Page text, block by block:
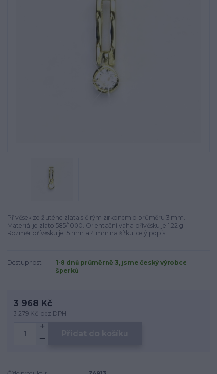
Přívěsek ze žlutého zlata s čirým zirkonem o průměru 3 mm..
Materiál je zlato 585/1000. Orientační váha přívěsku je 1,22 g.
Rozměr přívěsku je 15 mm a 4 mm na šířku. celý popis
Dostupnost
1-8 dnů průměrně 3, jsme český výrobce
šperků
3 968 Kč
3 279 Kč bez DPH